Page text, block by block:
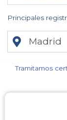
Principales
Madrid
Tramitamos